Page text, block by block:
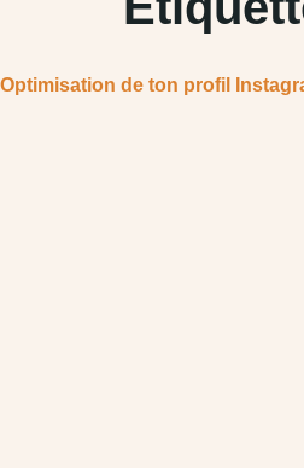
Optimisation de ton profil